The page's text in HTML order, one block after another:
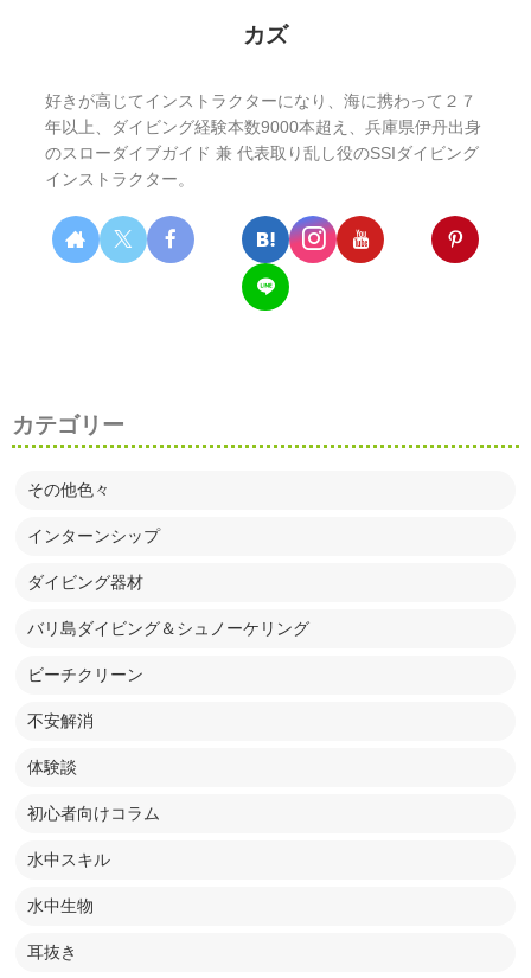
カズ
好きが高じてインストラクターになり、海に携わって２７
年以上、ダイビング経験本数9000本超え、兵庫県伊丹出身
のスローダイブガイド 兼 代表取り乱し役のSSIダイビング
インストラクター。
カテゴリー
その他色々
インターンシップ
ダイビング器材
バリ島ダイビング＆シュノーケリング
ビーチクリーン
不安解消
体験談
初心者向けコラム
水中スキル
水中生物
耳抜き